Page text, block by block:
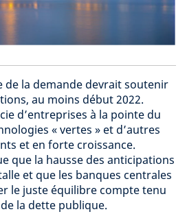
de la demande devrait soutenir
au moins début 2022.
d’entreprises à la pointe du
« vertes » et d’autres
et en forte croissance.
que la hausse des anticipations
et que les banques centrales
le juste équilibre compte tenu
la dette publique.